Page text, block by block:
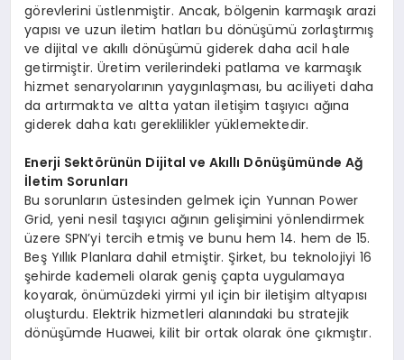
görevlerini üstlenmiştir. Ancak, bölgenin karmaşık arazi
yapısı ve uzun iletim hatları bu dönüşümü zorlaştırmış
ve dijital ve akıllı dönüşümü giderek daha acil hale
getirmiştir. Üretim verilerindeki patlama ve karmaşık
hizmet senaryolarının yaygınlaşması, bu aciliyeti daha
da artırmakta ve altta yatan iletişim taşıyıcı ağına
giderek daha katı gereklilikler yüklemektedir.
Enerji Sektörünün Dijital ve Akıllı Dönüşümünde Ağ
İletim Sorunları
Bu sorunların üstesinden gelmek için Yunnan Power
Grid, yeni nesil taşıyıcı ağının gelişimini yönlendirmek
üzere SPN’yi tercih etmiş ve bunu hem 14. hem de 15.
Beş Yıllık Planlara dahil etmiştir. Şirket, bu teknolojiyi 16
şehirde kademeli olarak geniş çapta uygulamaya
koyarak, önümüzdeki yirmi yıl için bir iletişim altyapısı
oluşturdu. Elektrik hizmetleri alanındaki bu stratejik
dönüşümde Huawei, kilit bir ortak olarak öne çıkmıştır.